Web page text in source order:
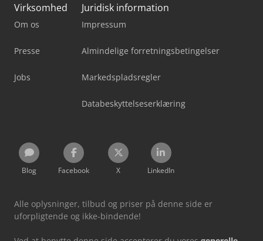
Virksomhed
Om os
Presse
Jobs
Juridisk information
Impressum
Almindelige forretningsbetingelser
Markedspladsregler
Databeskyttelseserklæring
Blog Facebook X LinkedIn
Alle oplysninger, tilbud og priser på denne side er
uforpligtende og ikke-bindende!